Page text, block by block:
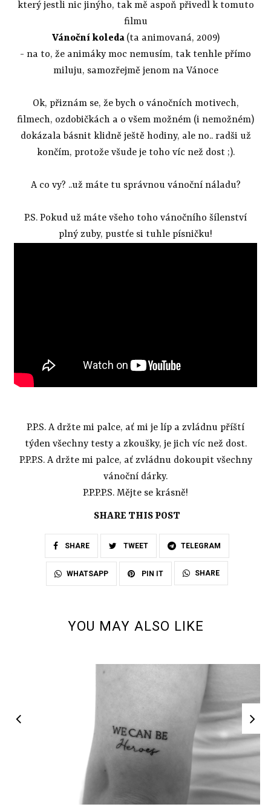
který jestli nic jinýho, tak mě aspoň přivedl k tomuto
filmu
Vánoční koleda (ta animovaná, 2009)
- na to, že animáky moc nemusím, tak tenhle přímo
miluju, samozřejmě jenom na Vánoce
Ok, přiznám se, že bych o vánočních motivech,
filmech, ozdobičkách a o všem možném (i nemožném)
dokázala básnit klidně ještě hodiny, ale no.. radši už
končím, protože všude je toho víc než dost ;).
A co vy? ..už máte tu správnou vánoční náladu?
P.S. Pokud už máte všeho toho vánočního šílenství
plný zuby, pustťe si tuhle písničku!
P.P.S. A držte mi palce, ať mi je líp a zvládnu příští
týden všechny testy a zkoušky, je jich víc než dost.
P.P.P.S. A držte mi palce, ať zvládnu dokoupit všechny
vánoční dárky.
P.P.P.P.S. Mějte se krásně!
SHARE THIS POST
SHARE TWEET TELEGRAM
WHATSAPP PIN IT SHARE
YOU MAY ALSO LIKE